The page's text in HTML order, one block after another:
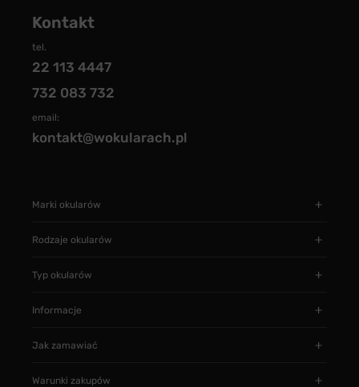
Kontakt
tel.
22 113 4447
732 083 732
email:
kontakt@wokularach.pl
Marki okularów
Rodzaje okularów
Typ okularów
Informacje
Jak zamawiać
Warunki zakupów